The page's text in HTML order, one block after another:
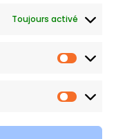
Toujours activé
nos bijoux ou une